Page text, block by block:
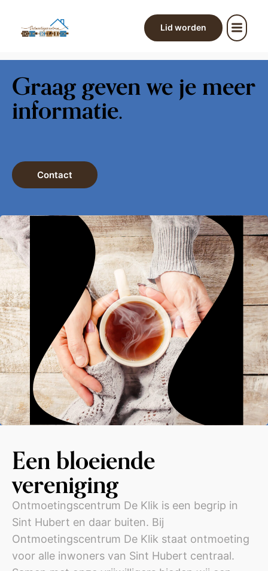
Lid worden
Graag geven we je meer
informatie.
Contact
Een bloeiende
vereniging
Ontmoetingscentrum De Klik is een begrip in
Sint Hubert en daar buiten. Bij
Ontmoetingscentrum De Klik staat ontmoeting
voor alle inwoners van Sint Hubert centraal.